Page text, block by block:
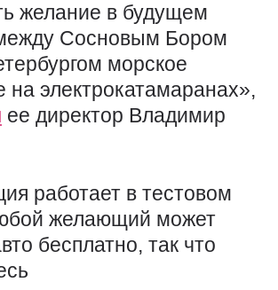
желание в будущем
Сосновым Бором
морское
электрокатамаранах»,
ее директор Владимир
работает в тестовом
желающий может
бесплатно, так что